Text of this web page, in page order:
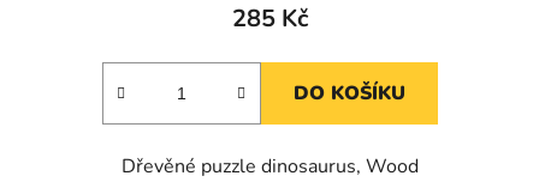
285 Kč
DO KOŠÍKU
Dřevěné puzzle dinosaurus, Wood